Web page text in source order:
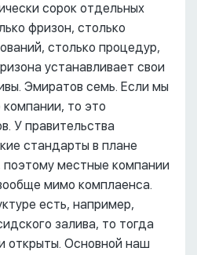
сорок отдельных
фризон, столько
столько процедур,
устанавливает свои
Эмиратов семь. Если мы
то это
У правительства
стандарты в плане
поэтому местные компании
мимо комплаенса.
есть, например,
залива, то тогда
открыты. Основной наш